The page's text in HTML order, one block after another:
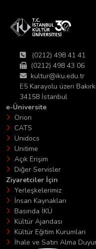
(0212) 498 41 41
(0212) 498 43 06
kultur@iku.edu.tr
E5 Karayolu üzeri
34158 İstanbul
e-Üniversite
Orion
CATS
Unidocs
Unitime
Açık Erişim
Diğer Servisler
Ziyaretciler İçin
Yerleşkelerimiz
İnsan Kaynakları
Basında İKÜ
Kültür Ajandası
Kültür Eğitim Kurumları
İhale ve Satın Alma